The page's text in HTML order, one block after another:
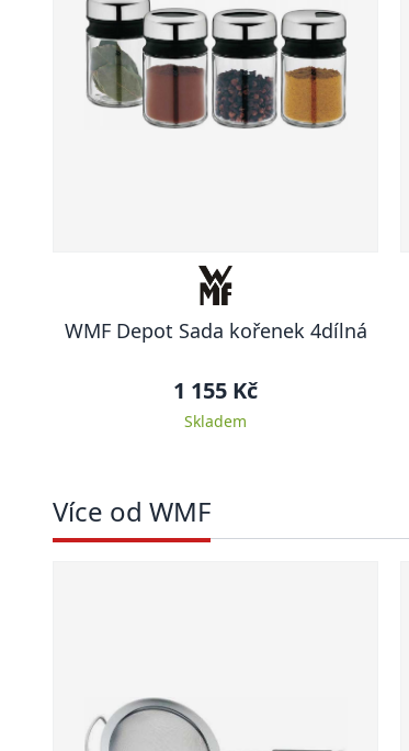
WMF Depot Sada kořenek 4dílná
1 155 Kč
Skladem
Více od WMF